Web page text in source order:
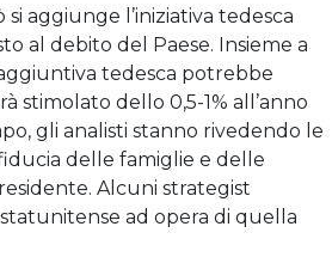
aggiunge l’iniziativa tedesca
al debito del Paese. Insieme a
tedesca potrebbe
stimolato dello 0,5-1% all’anno
gli analisti stanno rivedendo le
delle famiglie e delle
Alcuni strategist
ad opera di quella